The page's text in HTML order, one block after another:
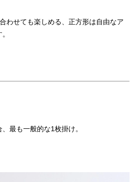
わせても楽しめる、正方形は自由なア
最も一般的な1枚掛け。